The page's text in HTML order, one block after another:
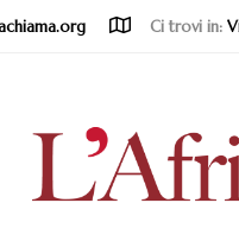
Ci trovi in: